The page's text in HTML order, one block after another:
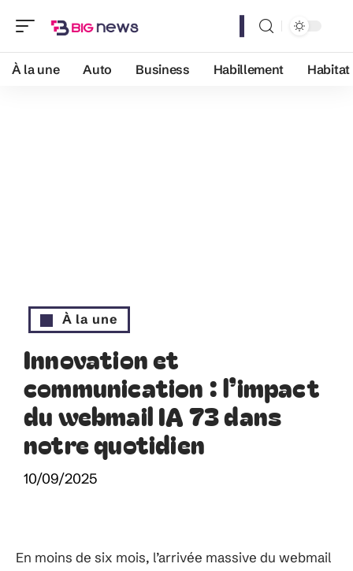
À la une Auto Business Habillement Habitat
À la une
Innovation et
communication : l’impact
du webmail IA 73 dans
notre quotidien
10/09/2025
En moins de six mois, l’arrivée massive du webmail